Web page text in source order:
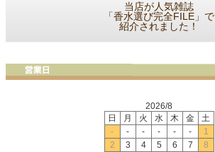
当店が人気雑誌
「香水選び完全FILE」で
紹介されました！
2026/8
日
月 火 水 木 金
土
-
- - - - -
1
2
3 4 5 6 7 8